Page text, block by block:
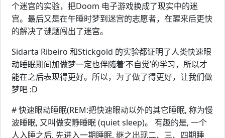
个迷宫的实验，把Doom 电子游戏换成了现实中的迷
宫。最后又是在午睡时梦到迷宫的志愿者，在醒来后更快
的解决了谜题闯出了迷宫。
Sidarta Ribeiro 和Stickgold 的实验都证明了人类快速眼
动睡眠期间加做梦一定也伴随着‘不自觉’的学习，所以才
能在之后表现得更好。所以，为了做了得更好，让我们做
梦吧 :D
# 快速眼动睡眠(REM:把快速眼动以外的其它睡眠, 称为慢
波睡眠, 又叫做安静睡眠 (quiet sleep)。 有趣的是, 一个
人入睡之后, 先进入一期睡眠, 继之出现二、三、四期睡